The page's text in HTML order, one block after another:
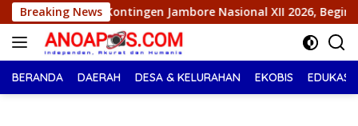
Langsung
ke
konten
Breaking News
Nasional XII 2026, Begini Pesan Ikbar Putri
BERANDA DAERAH DESA & KELURAHAN EKOBIS EDUKASI